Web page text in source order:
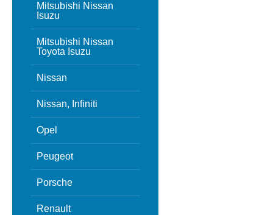
Mitsubishi Nissan
Isuzu
Mitsubishi Nissan
Toyota Isuzu
Nissan
Nissan, Infiniti
Opel
Peugeot
Porsche
Renault